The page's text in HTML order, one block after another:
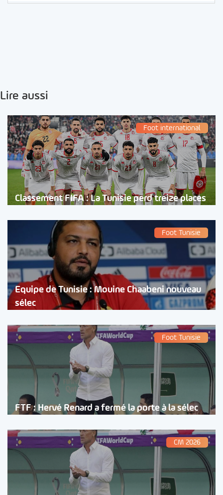
Lire aussi
Foot international
Classement FIFA : La Tunisie perd treize places
Foot Tunisie
Equipe de Tunisie : Mouine Chaabeni nouveau
sélec
Foot Tunisie
FTF : Hervé Renard a fermé la porte à la sélec
CM 2026